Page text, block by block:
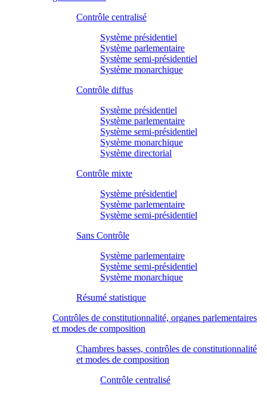
Contrôle centralisé
Système présidentiel
Système parlementaire
Système semi-présidentiel
Système monarchique
Contrôle diffus
Système présidentiel
Système parlementaire
Système semi-présidentiel
Système monarchique
Système directorial
Contrôle mixte
Système présidentiel
Système parlementaire
Système semi-présidentiel
Sans Contrôle
Système parlementaire
Système semi-présidentiel
Système monarchique
Résumé statistique
Contrôles de constitutionnalité, organes parlementaires
et modes de composition
Chambres basses, contrôles de constitutionnalité
et modes de composition
Contrôle centralisé